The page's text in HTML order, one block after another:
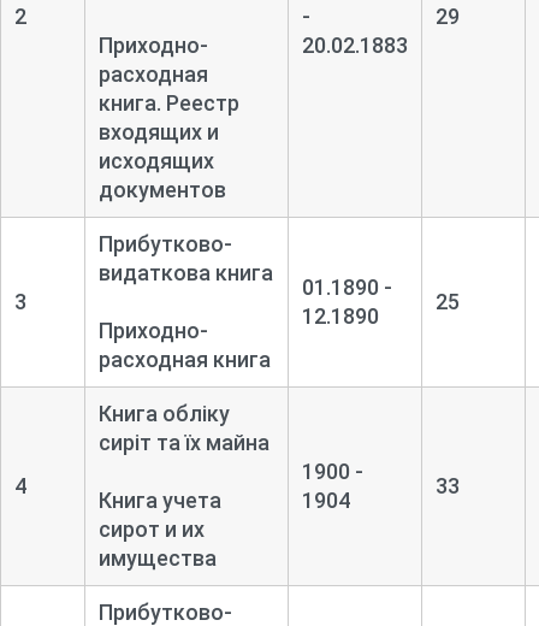
2
Приходно-
расходная
книга. Реестр
входящих и
исходящих
документов
-
20.02.1883
29
3
Прибутково-
видаткова книга
Приходно-
расходная книга
01.1890 -
12.1890
25
4
Книга обліку
сиріт та їх майна
Книга учета
сирот и их
имущества
1900 -
1904
33
Прибутково-